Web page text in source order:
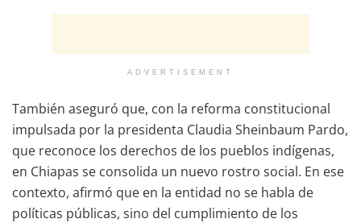
ADVERTISEMENT
También aseguró que, con la reforma constitucional
impulsada por la presidenta Claudia Sheinbaum Pardo,
que reconoce los derechos de los pueblos indígenas,
en Chiapas se consolida un nuevo rostro social. En ese
contexto, afirmó que en la entidad no se habla de
políticas públicas, sino del cumplimiento de los